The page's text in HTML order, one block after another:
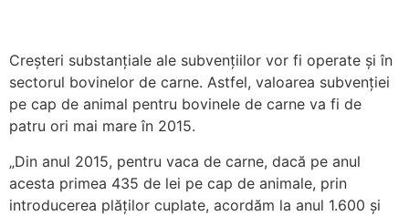
Creșteri substanțiale ale subvențiilor vor fi operate și în
sectorul bovinelor de carne. Astfel, valoarea subvenției
pe cap de animal pentru bovinele de carne va fi de
patru ori mai mare în 2015.
„Din anul 2015, pentru vaca de carne, dacă pe anul
acesta primea 435 de lei pe cap de animale, prin
introducerea plăților cuplate, acordăm la anul 1.600 și